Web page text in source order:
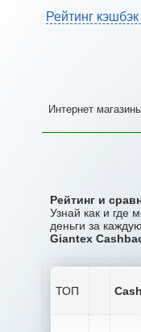
Рейтинг
Интернет
Рейтинг и
Узнай как и где
деньги за
Giantex
ТОП